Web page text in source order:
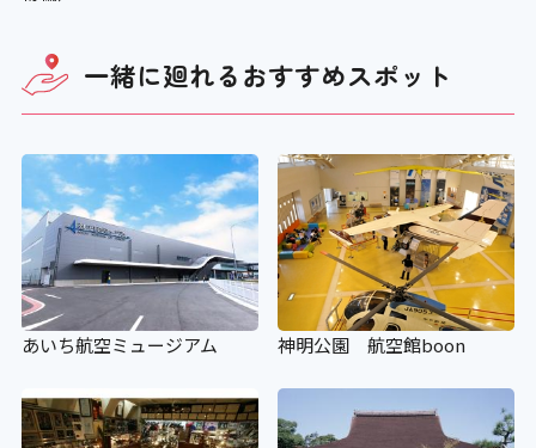
×
エスカレーター音声案内
×
スロープ
一緒に廻れるおすすめスポット
あいち航空ミュージアム 神明公園 航空館boon